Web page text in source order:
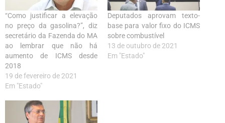
“Como justificar a elevação
no preço da gasolina?”, diz
secretário da Fazenda do MA
ao lembrar que não há
aumento de ICMS desde
2018
19 de fevereiro de 2021
Em "Estado"
Deputados aprovam texto-
base para valor fixo do ICMS
sobre combustível
13 de outubro de 2021
Em "Estado"